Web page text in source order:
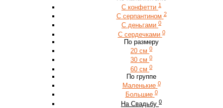
С конфетти 1
С серпантином 2
С деньгами 0
С сердечками 0
По размеру
20 см 0
30 см 0
60 см 0
По группе
Маленькие 0
Большие 0
На Свадьбу 0